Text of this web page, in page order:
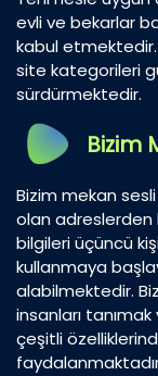
evli ve bekarlar
kabul
site kategorileri
sürdürmektedir.
Bizim
Bizim mekan sesli
olan adreslerden
bilgileri üçüncü
kullanmaya
alabilmektedir.
insanları
çeşitli